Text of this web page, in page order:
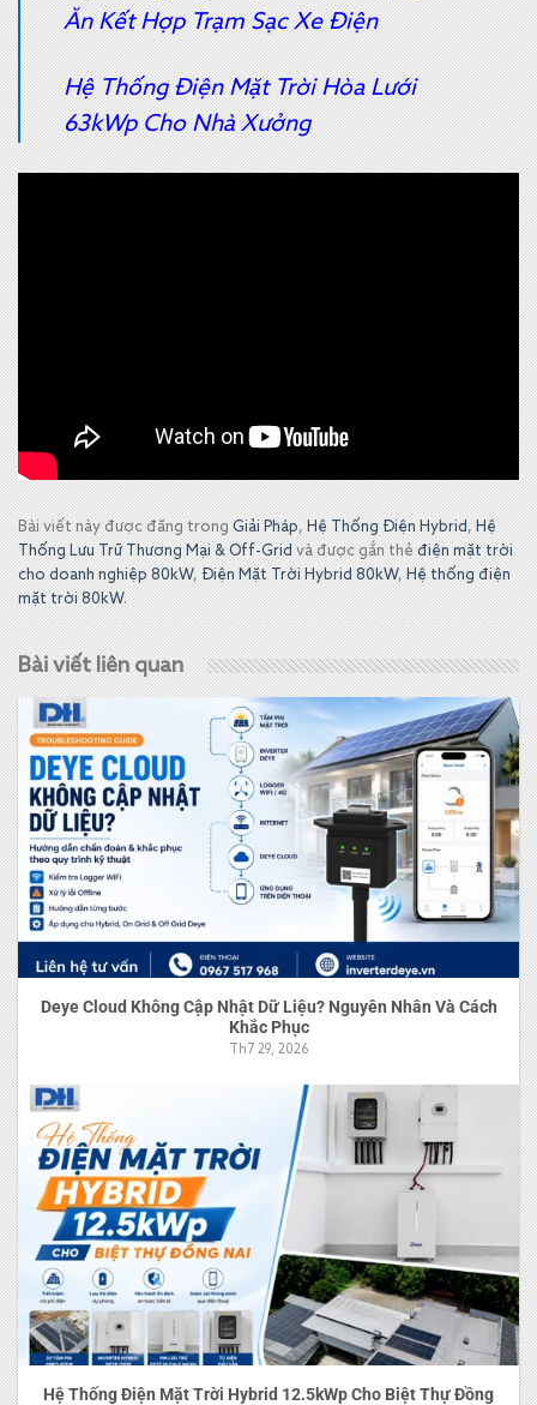
Ăn Kết Hợp Trạm Sạc Xe Điện
Hệ Thống Điện Mặt Trời Hòa Lưới
63kWp Cho Nhà Xưởng
Bài viết này được đăng trongGiải Pháp,Hệ Thống Điện Hybrid,Hệ
Thống Lưu Trữ Thương Mại & Off-Gridvà được gắn thẻđiện mặt trời
cho doanh nghiệp 80kW,Điện Mặt Trời Hybrid 80kW,Hệ thống điện
mặt trời 80kW.
Bài viết liên quan
Deye Cloud Không Cập Nhật Dữ Liệu? Nguyên Nhân Và Cách
Khắc Phục
Th7 29, 2026
Hệ Thống Điện Mặt Trời Hybrid 12.5kWp Cho Biệt Thự Đồng